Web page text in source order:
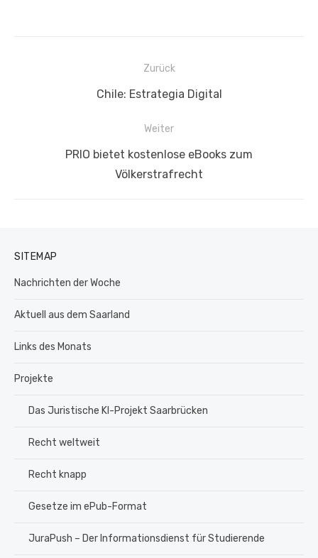
Beitragsnavigation
Zurück
Vorheriger
Chile: Estrategia Digital
Weiter
NächsterPRIO bietet kostenlose eBooks zum
Völkerstrafrecht
SITEMAP
Nachrichten der Woche
Aktuell aus dem Saarland
Links des Monats
Projekte
Das Juristische KI-Projekt Saarbrücken
Recht weltweit
Recht knapp
Gesetze im ePub-Format
JuraPush – Der Informationsdienst für Studierende